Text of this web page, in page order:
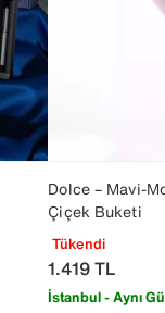
Dolce – Mavi-
Çiçek Buketi
Tükendi
1.419TL
İstanbul - Aynı